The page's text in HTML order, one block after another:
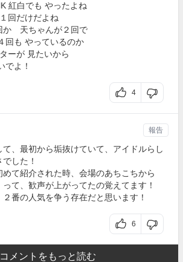
紅白でも やったよね
回だけだよね
か 天ちゃんが２回で
回も やっているのか
ーが 見たいから
でよ！
4
て、最初から垢抜けていて、アイドルらし
した！
て紹介された時、会場のあちこちから
って、歓声が上がってたの覚えてます！
番の人気を争う存在だと思います！
6
報告
コメントをもっと読む